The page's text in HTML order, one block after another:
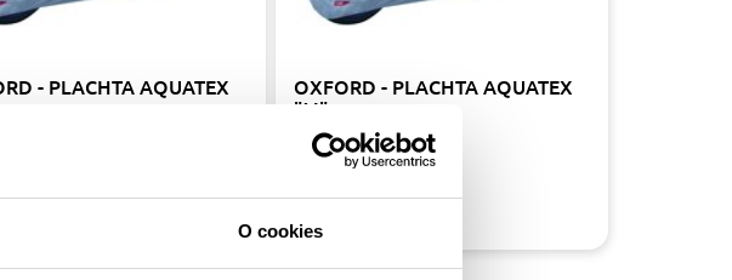
O cookies
- PLACHTA AQUATEX
OXFORD - PLACHTA AQUATEX
"M"
26.90 €